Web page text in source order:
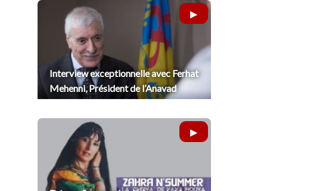
Interview exceptionnelle avec Ferhat
Mehenni, Président de l’Anavad